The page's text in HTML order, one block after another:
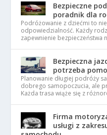
Bezpieczne
poradnik dla
Podróżowanie z dziećmi to
odpowiedzialność. Każdy
zapewnienie bezpieczeństwa
Bezpieczna
potrzeba
Planowanie długiej podróży
dobrego samopoczucia, ale
Każda trasa wiąże się z
Firma
usługi z